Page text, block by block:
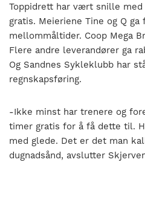
Toppidrett har vært snille
gratis. Meieriene Tine og Q
mellommåltider. Coop Mega
Flere andre leverandører ga
Og Sandnes Sykleklubb har
regnskapsføring.
-Ikke minst har trenere og
timer gratis for å få dette til.
med glede. Det er det man
dugnadsånd, avslutter